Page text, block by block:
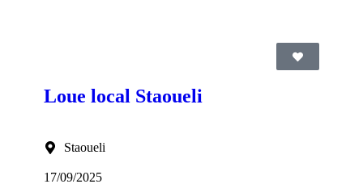
Loue local Staoueli
Staoueli
17/09/2025